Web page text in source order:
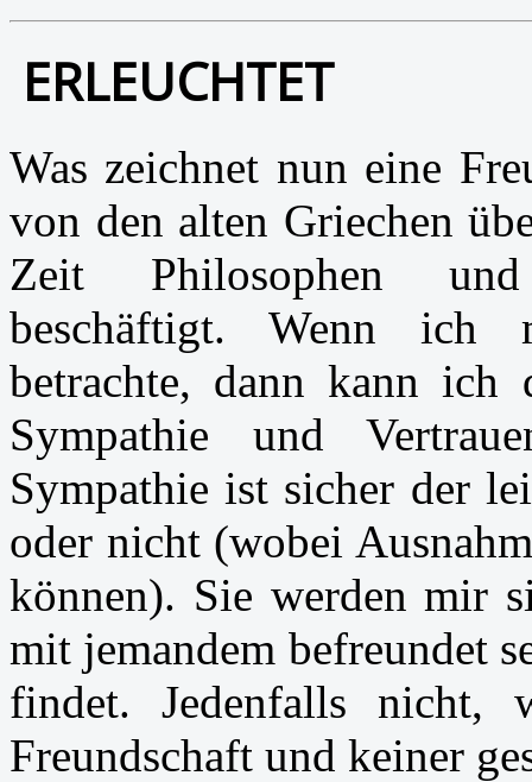
ERLEUCHTET
Was zeichnet nun eine
von den alten Griechen
Zeit Philosophen und
beschäftigt. Wenn ich
betrachte, dann kann ich
Sympathie und
Sympathie ist sicher der
oder nicht (wobei
können). Sie werden mir
mit jemandem befreundet
findet. Jedenfalls nicht,
Freundschaft und keiner